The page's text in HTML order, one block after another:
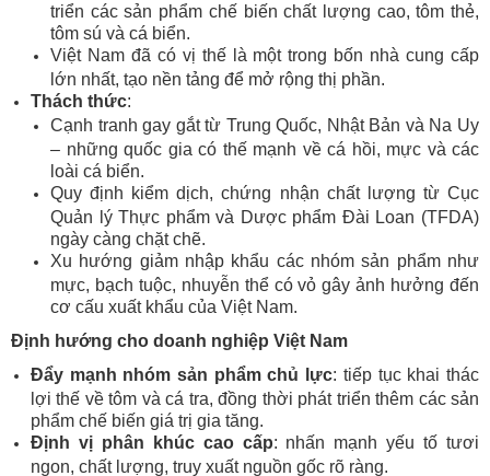
triển các sản phẩm chế biến chất lượng cao, tôm thẻ,
tôm sú và cá biển.
Việt Nam đã có vị thế là một trong bốn nhà cung cấp
lớn nhất, tạo nền tảng để mở rộng thị phần.
Thách thức:
Cạnh tranh gay gắt từ Trung Quốc, Nhật Bản và Na Uy
– những quốc gia có thế mạnh về cá hồi, mực và các
loài cá biển.
Quy định kiểm dịch, chứng nhận chất lượng từ Cục
Quản lý Thực phẩm và Dược phẩm Đài Loan (TFDA)
ngày càng chặt chẽ.
Xu hướng giảm nhập khẩu các nhóm sản phẩm như
mực, bạch tuộc, nhuyễn thể có vỏ gây ảnh hưởng đến
cơ cấu xuất khẩu của Việt Nam.
Định hướng cho doanh nghiệp Việt Nam
Đẩy mạnh nhóm sản phẩm chủ lực: tiếp tục khai thác
lợi thế về tôm và cá tra, đồng thời phát triển thêm các sản
phẩm chế biến giá trị gia tăng.
Định vị phân khúc cao cấp: nhấn mạnh yếu tố tươi
ngon, chất lượng, truy xuất nguồn gốc rõ ràng.